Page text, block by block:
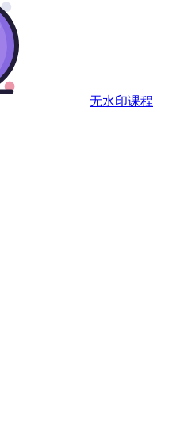
无水印课程